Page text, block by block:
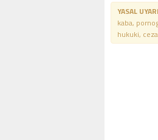
YASAL
kaba,
hukuki,